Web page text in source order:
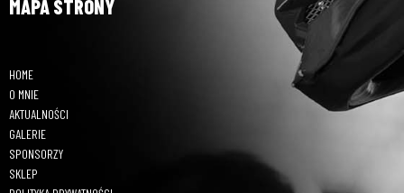
MAPA STRONY
HOME
O MNIE
AKTUALNOŚCI
GALERIE
SPONSORZY
SKLEP